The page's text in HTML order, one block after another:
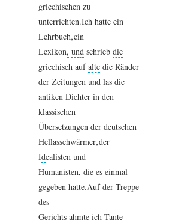
griechischen zu
unterrichten.Ich hatte ein
Lehrbuch‚ein
Lexikon, und schrieb die
griechisch auf alte die Ränder
der Zeitungen und las die
antiken Dichter in den
klassischen
Übersetzungen der deutschen
Hellasschwärmer‚der
Idealisten und
Humanisten, die es einmal
gegeben hatte.Auf der Treppe
des
Gerichts ahmte ich Tante